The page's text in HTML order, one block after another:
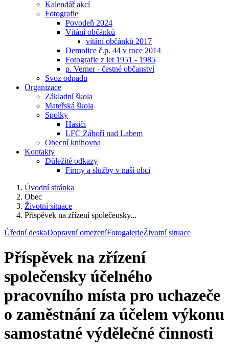
Kalendář akcí
Fotografie
Povodeň 2024
Vítání občánků
vítání občánků 2017
Demolice č.p. 44 v roce 2014
Fotografie z let 1951 - 1985
p. Verner - čestné občanství
Svoz odpadu
Organizace
Základní škola
Mateřská škola
Spolky
Hasiči
LFC Záboří nad Labem
Obecní knihovna
Kontakty
Důležité odkazy
Firmy a služby v naší obci
Úvodní stránka
Obec
Životní situace
Příspěvek na zřízení společensky...
Úřední deskaDopravní omezeníFotogalerieŽivotní situace
Příspěvek na zřízení
společensky účelného
pracovního místa pro uchazeče
o zaměstnání za účelem výkonu
samostatné výdělečné činnosti